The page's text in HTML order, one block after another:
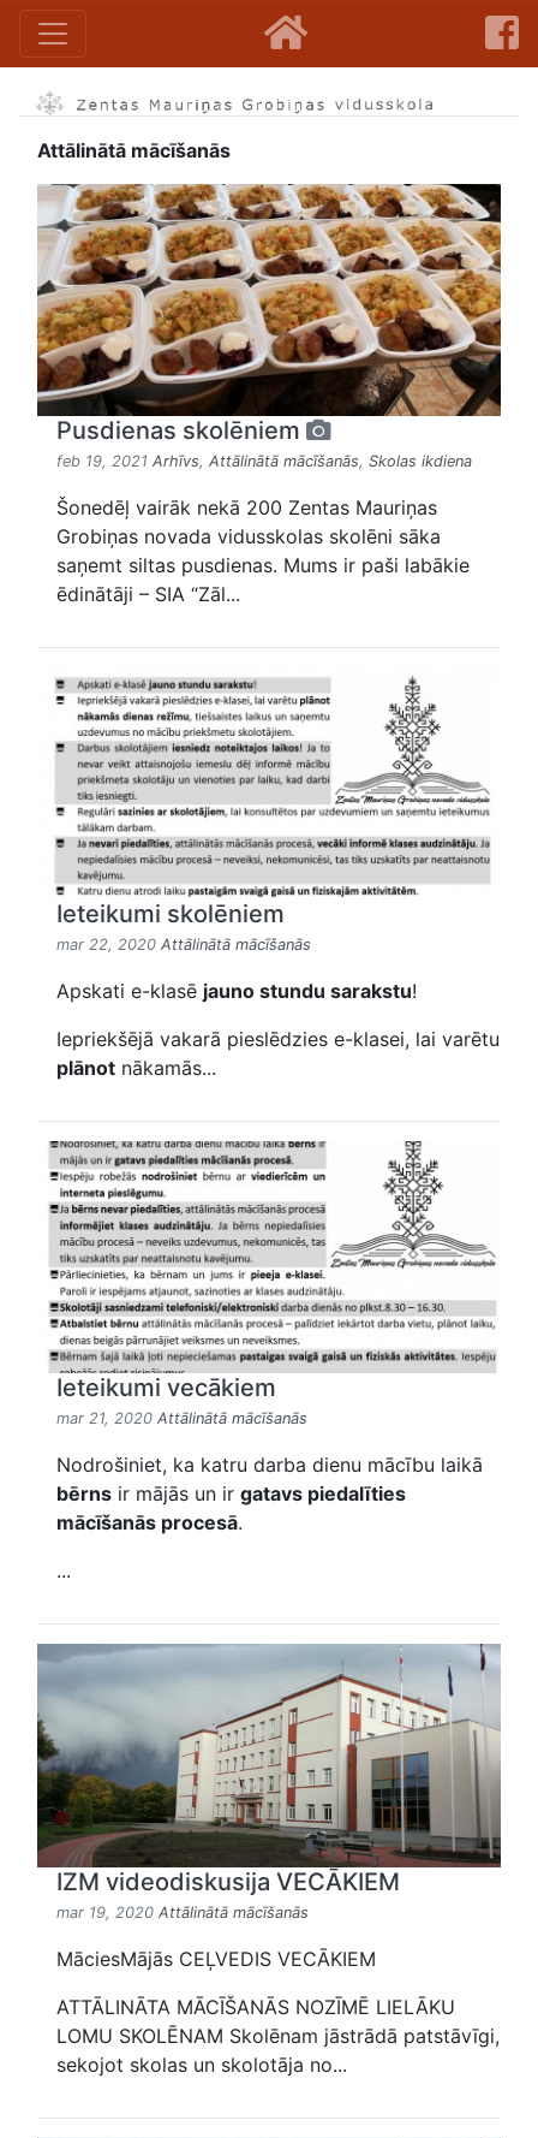
Attālinātā mācīšanās
Pusdienas skolēniem
feb 19, 2021 Arhīvs, Attālinātā mācīšanās, Skolas ikdiena
Šonedēļ vairāk nekā 200 Zentas Mauriņas
Grobiņas novada vidusskolas skolēni sāka
saņemt siltas pusdienas. Mums ir paši labākie
ēdinātāji – SIA “Zāl...
Ieteikumi skolēniem
mar 22, 2020 Attālinātā mācīšanās
Apskati e-klasē jauno stundu sarakstu!
Iepriekšējā vakarā pieslēdzies e-klasei, lai varētu
plānot nākamās...
Ieteikumi vecākiem
mar 21, 2020 Attālinātā mācīšanās
Nodrošiniet, ka katru darba dienu mācību laikā
bērns ir mājās un ir gatavs piedalīties
mācīšanās procesā.
...
IZM videodiskusija VECĀKIEM
mar 19, 2020 Attālinātā mācīšanās
MāciesMājās CEĻVEDIS VECĀKIEM
ATTĀLINĀTA MĀCĪŠANĀS NOZĪMĒ LIELĀKU
LOMU SKOLĒNAM Skolēnam jāstrādā patstāvīgi,
sekojot skolas un skolotāja no...